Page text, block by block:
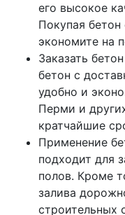
его высокое
Покупая бетон
экономите на
Заказать
бетон с
удобно и
Перми и
кратчайшие
Применение
подходит для
полов. Кроме
залива
строительных